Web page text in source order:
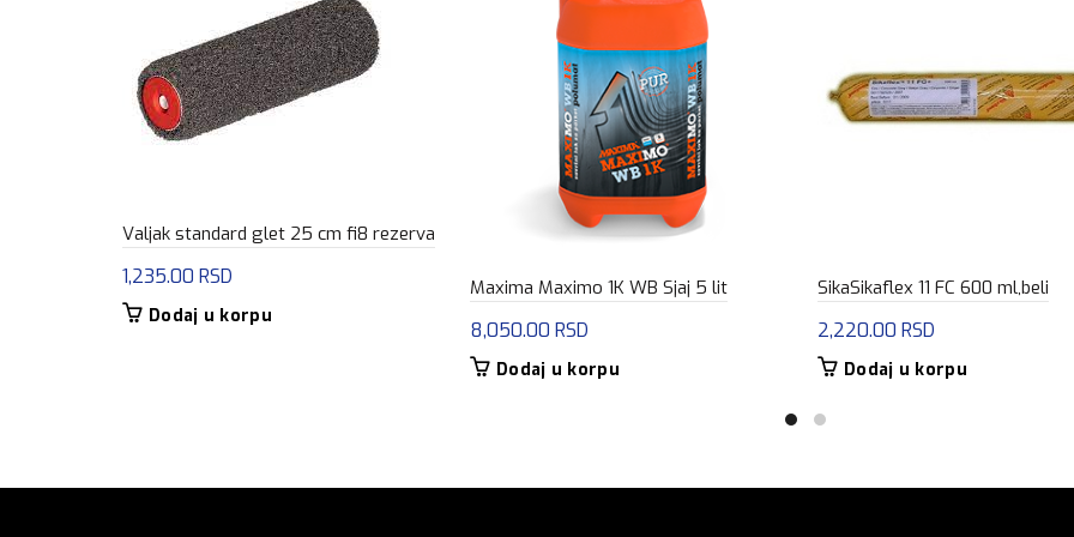
Valjak standard glet 25 cm fi8 rezerva
1,235.00 RSD
Dodaj u korpu
Maxima Maximo 1K WB Sjaj 5 lit
8,050.00 RSD
Dodaj u korpu
SikaSikaflex 11 FC 600 ml,beli
2,220.00 RSD
Dodaj u korpu